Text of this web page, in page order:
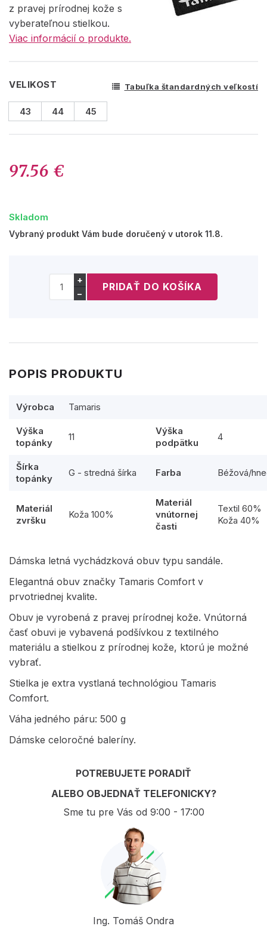
z pravej prírodnej kože s
vyberateľnou stielkou.
Viac informácií o produkte.
VELIKOST Tabuľka štandardných veľkostí
43 44 45
97.56 €
Skladom
Vybraný produkt Vám bude doručený v utorok 11.8.
+
−
POPIS PRODUKTU
Výrobca Tamaris
Výška
topánky
11
Výška
podpätku
4
Šírka
topánky
G - stredná šírka Farba Béžová/
Materiál
zvršku
Koža 100%
Materiál
vnútornej
časti
Textil 60%
Koža 40%
Dámska letná vychádzková obuv typu sandále.
Elegantná obuv značky Tamaris Comfort v
prvotriednej kvalite.
Obuv je vyrobená z pravej prírodnej kože. Vnútorná
časť obuvi je vybavená podšívkou z textilného
materiálu a stielkou z prírodnej kože, ktorú je možné
vybrať.
Stielka je extra vystlaná technológiou Tamaris
Comfort.
Váha jedného páru: 500 g
Dámske celoročné baleríny.
POTREBUJETE PORADIŤ
ALEBO OBJEDNAŤ TELEFONICKY?
Sme tu pre Vás od 9:00 - 17:00
Ing. Tomáš Ondra